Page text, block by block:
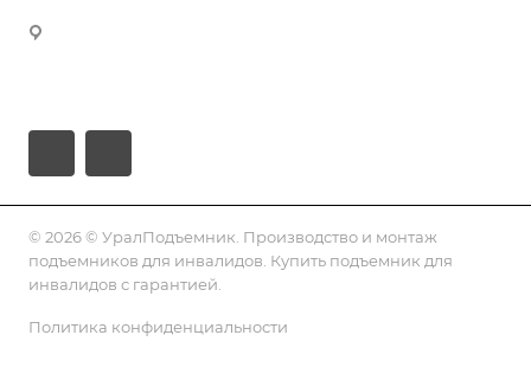
© 2026 © УралПодъемник. Производство и монтаж
подъемников для инвалидов. Купить подъемник для
инвалидов с гарантией.
Политика конфиденциальности